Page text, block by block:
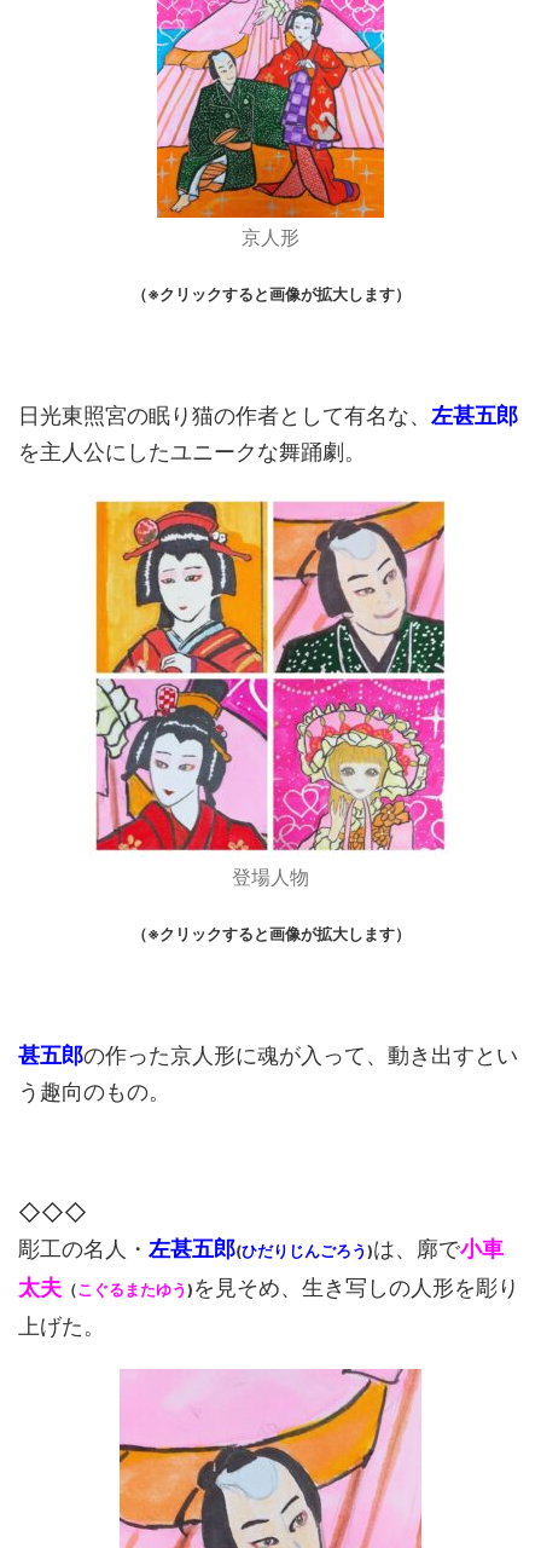
京人形
（※クリックすると画像が拡大します）
日光東照宮の眠り猫の作者として有名な、 左甚五郎
を主人公にしたユニークな舞踊劇。
登場人物
（※クリックすると画像が拡大します）
甚五郎の作った京人形に魂が入って、動き出すとい
う趣向のもの。
◇◇◇
彫工の名人・ 左甚五郎(ひだりじんごろう )は、廓で小車
太夫 （こぐるまたゆう ) を見そめ、生き写しの人形を彫り
上げた。